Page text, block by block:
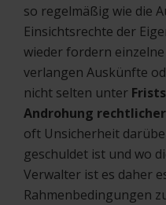
so regelmäßig wie die
Einsichtsrechte der
wieder fordern
verlangen Auskünfte
nicht selten unter
Androhung
oft Unsicherheit
geschuldet ist und wo
Verwalter ist es daher
Rahmenbedingungen